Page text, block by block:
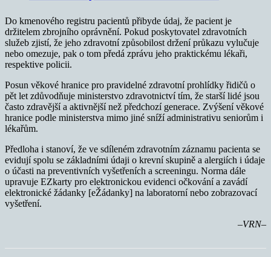
Do kmenového registru pacientů přibyde údaj, že pacient je
držitelem zbrojního oprávnění. Pokud poskytovatel zdravotních
služeb zjistí, že jeho zdravotní způsobilost držení průkazu vylučuje
nebo omezuje, pak o tom předá zprávu jeho praktickému lékaři,
respektive policii.
Posun věkové hranice pro pravidelné zdravotní prohlídky řidičů o
pět let zdůvodňuje ministerstvo zdravotnictví tím, že starší lidé jsou
často zdravější a aktivnější než předchozí generace. Zvýšení věkové
hranice podle ministerstva mimo jiné sníží administrativu seniorům i
lékařům.
Předloha i stanoví, že ve sdíleném zdravotním záznamu pacienta se
evidují spolu se základními údaji o krevní skupině a alergiích i údaje
o účasti na preventivních vyšetřeních a screeningu. Norma dále
upravuje EZkarty pro elektronickou evidenci očkování a zavádí
elektronické žádanky [eŽádanky] na laboratorní nebo zobrazovací
vyšetření.
–VRN–